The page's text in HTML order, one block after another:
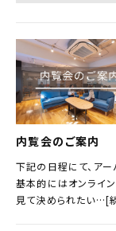
内覧会のご案内
下記の日程にて、ア
基本的にはオンライ
見て決められたい…[